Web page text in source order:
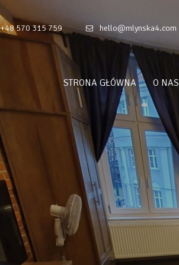
+48 570 315 759 hello@mlynska4.com
STRONA GŁÓWNA O NAS